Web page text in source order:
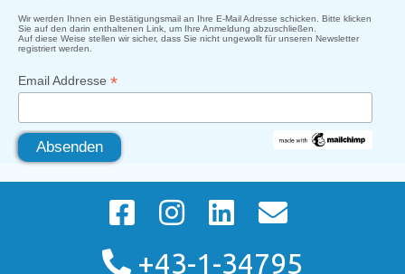
Wir werden Ihnen ein Bestätigungsmail an Ihre E-Mail Adresse schicken. Bitte klicken
Sie auf den darin enthaltenen Link, um Ihre Anmeldung abzuschließen.
Auf diese Weise stellen wir sicher, dass Sie nicht ungewollt für unseren Newsletter
registriert werden.
Email Addresse *
+43-1-34795